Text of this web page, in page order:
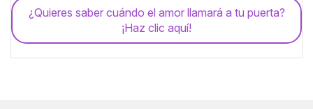
¿Quieres saber cuándo el amor llamará a tu puerta?
¡Haz clic aquí!